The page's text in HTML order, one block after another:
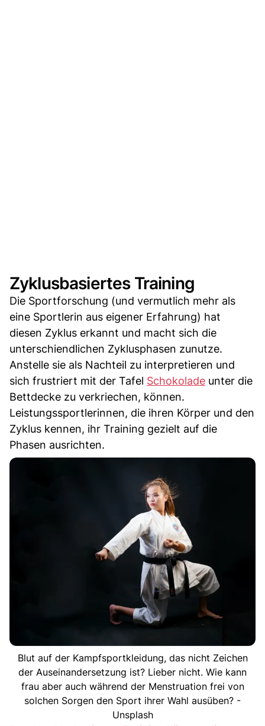
Zyklusbasiertes Training
Die Sportforschung (und vermutlich mehr als
eine Sportlerin aus eigener Erfahrung) hat
diesen Zyklus erkannt und macht sich die
unterschiendlichen Zyklusphasen zunutze.
Anstelle sie als Nachteil zu interpretieren und
sich frustriert mit der Tafel Schokolade unter die
Bettdecke zu verkriechen, können.
Leistungssportlerinnen, die ihren Körper und den
Zyklus kennen, ihr Training gezielt auf die
Phasen ausrichten.
Blut auf der Kampfsportkleidung, das nicht Zeichen
der Auseinandersetzung ist? Lieber nicht. Wie kann
frau aber auch während der Menstruation frei von
solchen Sorgen den Sport ihrer Wahl ausüben? -
Unsplash